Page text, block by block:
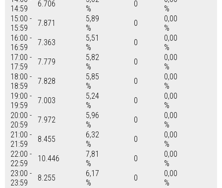
14:59
6.706
%
0
%
15:00 -
15:59
7.871
5,89
%
0
0,00
%
16:00 -
16:59
7.363
5,51
%
0
0,00
%
17:00 -
17:59
7.779
5,82
%
0
0,00
%
18:00 -
18:59
7.828
5,85
%
0
0,00
%
19:00 -
19:59
7.003
5,24
%
0
0,00
%
20:00 -
20:59
7.972
5,96
%
0
0,00
%
21:00 -
21:59
8.455
6,32
%
0
0,00
%
22:00 -
22:59
10.446
7,81
%
0
0,00
%
23:00 -
23:59
8.255
6,17
%
0
0,00
%